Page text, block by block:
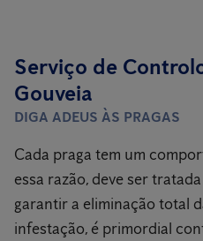
Serviço de
Gouveia
DIGA ADEUS ÀS PRAGAS
Cada praga tem um
essa razão, deve ser
garantir a eliminação total
infestação, é primordial